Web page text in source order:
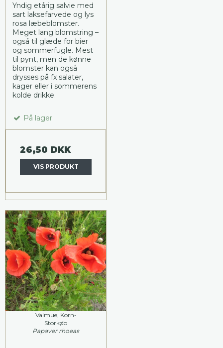
Yndig etårig salvie med
sart laksefarvede og lys
rosa læbeblomster.
Meget lang blomstring –
også til glæde for bier
og sommerfugle. Mest
til pynt, men de kønne
blomster kan også
drysses på fx salater,
kager eller i sommerens
kolde drikke.
På lager
26,50 DKK
VIS PRODUKT
Valmue, Korn-
Storkøb
Papaver rhoeas